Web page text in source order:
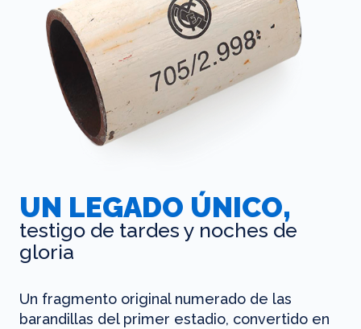
UN LEGADO ÚNICO,
testigo de tardes y noches de
gloria
Un fragmento original numerado de las
barandillas del primer estadio, convertido en